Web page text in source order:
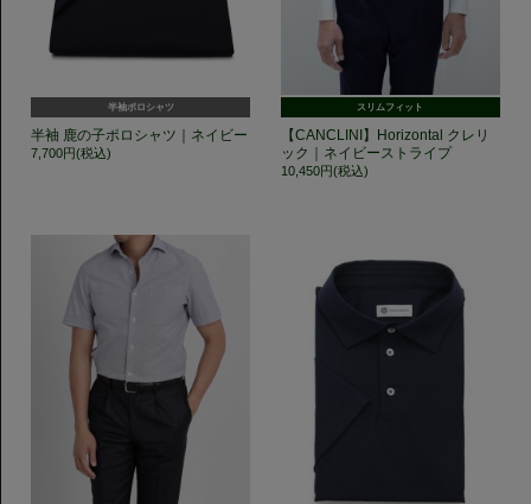
半袖ポロシャツ
半袖 鹿の子ポロシャツ｜ネイビー
7,700円(税込)
スリムフィット
【CANCLINI】Horizontal クレリ
ック｜ネイビーストライプ
10,450円(税込)